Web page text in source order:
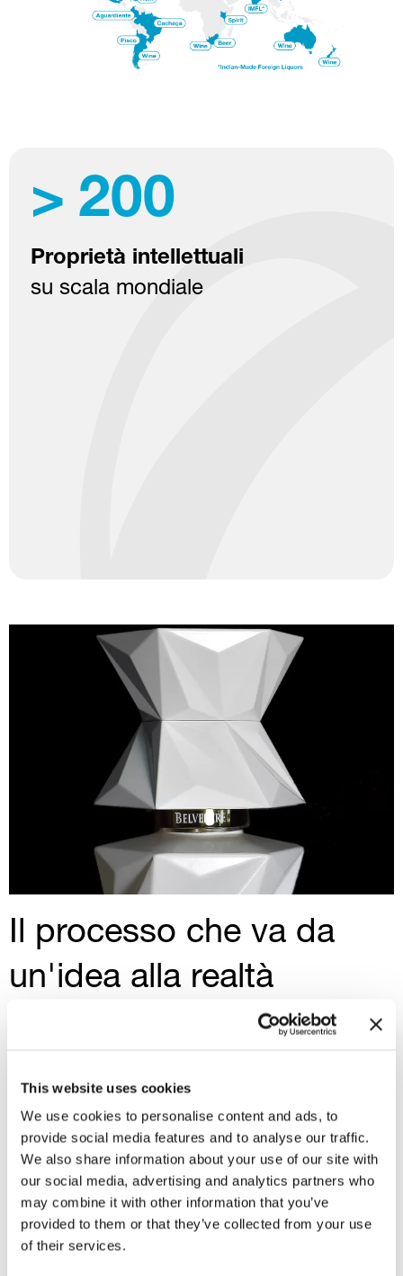
This website uses cookies
We use cookies to personalise content and ads, to
provide social media features and to analyse our traffic.
We also share information about your use of our site with
our social media, advertising and analytics partners who
may combine it with other information that you’ve
provided to them or that they’ve collected from your use
of their services.
> 200
Proprietà intellettuali
su scala mondiale
Il processo che va da
un'idea alla realtà
Il processo di co-invenzione inizia sempre
progressivamente una forma concreta
grazie alla scelta dimateriali, design e
forme. Unsistema di produzione
flessibile
ci consente di soddisfare tutti i
tipi di specifiche, dalle grandi aziende con
alti volumi ai clienti più piccoli e
specializzati. Il risultato sono prodotti